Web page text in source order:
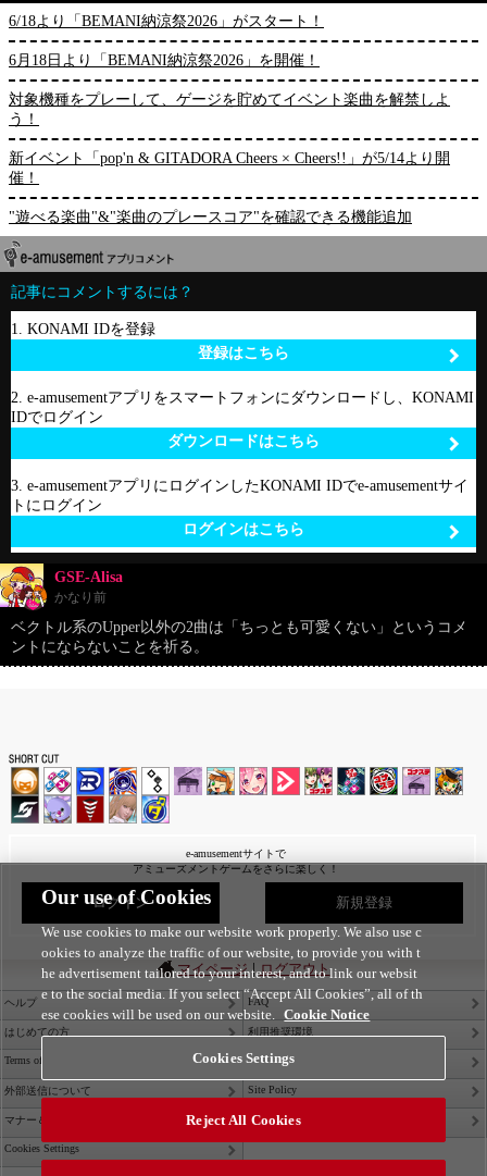
6/18より「BEMANI納涼祭2026」がスタート！
6月18日より「BEMANI納涼祭2026」を開催！
対象機種をプレーして、ゲージを貯めてイベント楽曲を解禁しよ
う！
新イベント「pop'n & GITADORA Cheers × Cheers!!」が5/14より開
催！
"遊べる楽曲"&"楽曲のプレースコア"を確認できる機能追加
記事にコメントするには？
1. KONAMI IDを登録
登録はこちら
2. e-amusementアプリをスマートフォンにダウンロードし、KONAMI
IDでログイン
ダウンロードはこちら
3. e-amusementアプリにログインしたKONAMI IDでe-amusementサイ
トにログイン
ログインはこちら
GSE-Alisa
かなり前
ベクトル系のUpper以外の2曲は「ちっとも可愛くない」というコメ
ントにならないことを祈る。
e-amusementサイトで
アミューズメントゲームをさらに楽しく！
ログイン 新規登録
マイページ|ログアウト
ヘルプ FAQ
はじめての方 利用推奨環境
Terms of Service Privacy Policy
外部送信について Site Policy
マナー＆ルール Contact Us
Cookies Settings
Our use of Cookies
We use cookies to make our website work properly. We also use c
ookies to analyze the traffic of our website, to provide you with t
he advertisement tailored to your interest, and to link our websit
e to the social media. If you select “Accept All Cookies”, all of th
ese cookies will be used on our website. Cookie Notice
Cookies Settings
Reject All Cookies